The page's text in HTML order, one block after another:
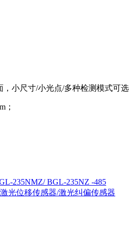
小尺寸/小光点/多种检测模式可选
；
235NMZ/ BGL-235NZ -485
激光位移传感器/激光纠偏传感器